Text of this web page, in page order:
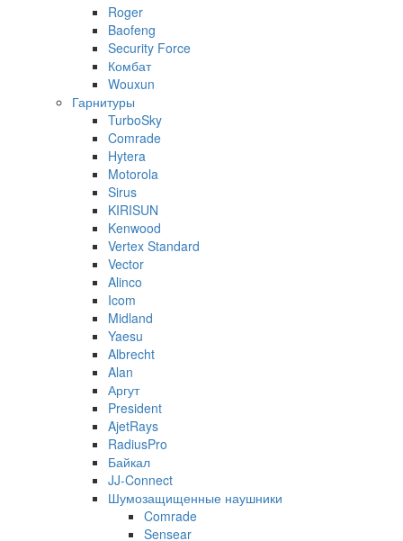
Roger
Baofeng
Security Force
Комбат
Wouxun
Гарнитуры
TurboSky
Comrade
Hytera
Motorola
Sirus
KIRISUN
Kenwood
Vertex Standard
Vector
Alinco
Icom
Midland
Yaesu
Albrecht
Alan
Аргут
President
AjetRays
RadiusPro
Байкал
JJ-Connect
Шумозащищенные наушники
Comrade
Sensear